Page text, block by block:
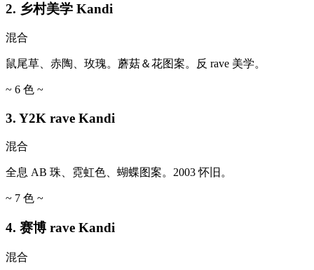
2. 乡村美学 Kandi
混合
鼠尾草、赤陶、玫瑰。蘑菇＆花图案。反 rave 美学。
~ 6 色 ~
3. Y2K rave Kandi
混合
全息 AB 珠、霓虹色、蝴蝶图案。2003 怀旧。
~ 7 色 ~
4. 赛博 rave Kandi
混合